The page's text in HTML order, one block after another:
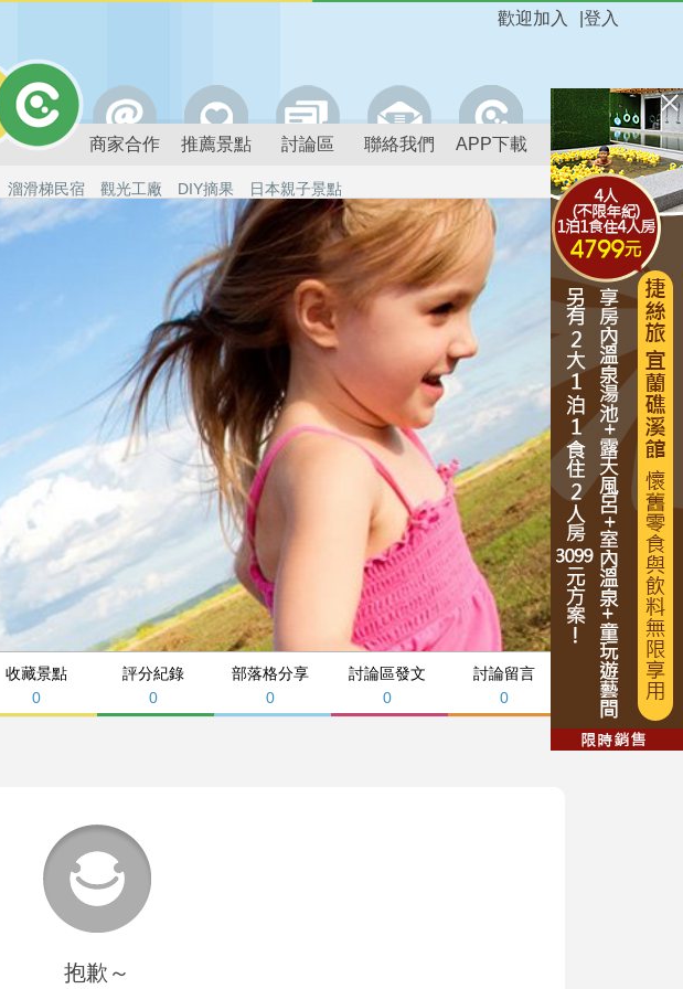
登入
歡迎加入
商家合作 推薦景點 討論區 聯絡我們 APP下載
溜滑梯民宿 觀光工廠 DIY摘果 日本親子景點
收藏景點
0
評分紀錄
0
部落格分享
0
討論區發文
0
討論留言
0
抱歉～